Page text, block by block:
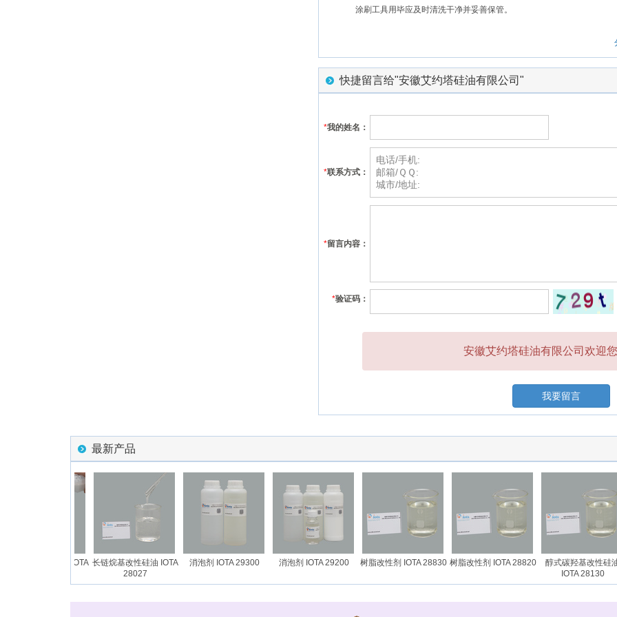
涂刷工具用毕应及时清洗干净并妥善保管。
快捷留言给"安徽艾约塔硅油有限公司"
*我的姓名：
*联系方式：
*留言内容：
*验证码：
安徽艾约塔硅油有限公司欢迎
我要留言
最新产品
链烷基硅油乳液 IOTA 长链烷基改性硅油 IOTA
28027
消泡剂 IOTA 29300 消泡剂 IOTA 29200 树脂改性剂 IOTA 28830 树脂改性剂 IOTA 28820
醇式碳羟基改性硅油
IOTA 28130